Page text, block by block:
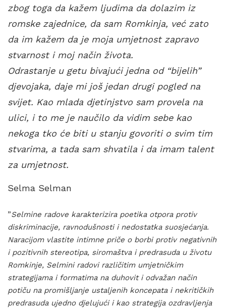
zbog toga da kažem ljudima da dolazim iz
romske zajednice, da sam Romkinja, već zato
da im kažem da je moja umjetnost zapravo
stvarnost i moj način života.
Odrastanje u getu bivajući jedna od “bijelih”
djevojaka, daje mi još jedan drugi pogled na
svijet. Kao mlada djetinjstvo sam provela na
ulici, i to me je naučilo da vidim sebe kao
nekoga tko će biti u stanju govoriti o svim tim
stvarima, a tada sam shvatila i da imam talent
za umjetnost.
Selma Selman
”Selmine radove karakterizira poetika otpora protiv
diskriminacije, ravnodušnosti i nedostatka suosjećanja.
Naracijom vlastite intimne priče o borbi protiv negativnih
i pozitivnih stereotipa, siromaštva i predrasuda u životu
Romkinje, Selmini radovi različitim umjetničkim
strategijama i formatima na duhovit i odvažan način
potiču na promišljanje ustaljenih koncepata i nekritičkih
predrasuda ujedno djelujući i kao strategija ozdravljenja